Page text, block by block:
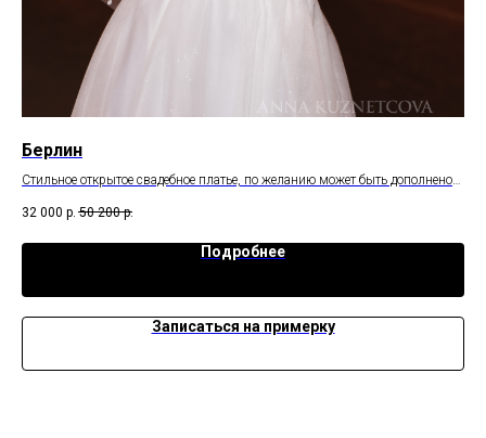
Берлин
Стильное открытое свадебное платье, по желанию может быть дополнено
32 000 р. 50 200 р.
Подробнее
Записаться на примерку